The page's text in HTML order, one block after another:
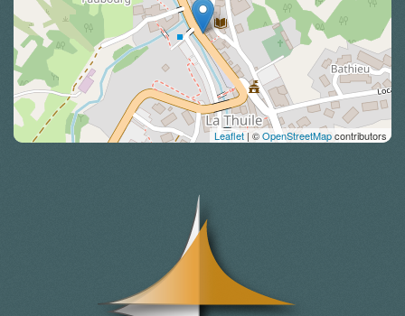
Leaflet| ©OpenStreetMapcontributors